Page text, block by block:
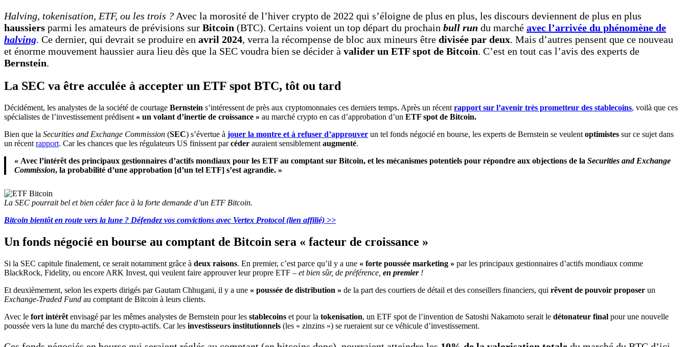
Halving, tokenisation, ETF, ou les trois ? Avec la morosité de l’hiver crypto de 2022 qui s’éloigne de plus en plus, les discours deviennent de plus en plus
haussiers parmi les amateurs de prévisions sur Bitcoin (BTC). Certains voient un top départ du prochain bull run du marché avec l’arrivée du phénomène de
halving. Ce dernier, qui devrait se produire en avril 2024, verra la récompense de bloc aux mineurs être divisée par deux. Mais d’autres pensent que ce nouveau
et énorme mouvement haussier aura lieu dès que la SEC voudra bien se décider à valider un ETF spot de Bitcoin. C’est en tout cas l’avis des experts de
Bernstein.
La SEC va être acculée à accepter un ETF spot BTC, tôt ou tard
Décidément, les analystes de la société de courtage Bernstein s’intéressent de près aux cryptomonnaies ces derniers temps. Après un récent rapport sur l’avenir très prometteur des stablecoins, voilà que ces
spécialistes de l’investissement prédisent « un volant d’inertie de croissance » au marché crypto en cas d’approbation d’un ETF spot de Bitcoin.
Bien que la Securities and Exchange Commission (SEC) s’évertue à jouer la montre et à refuser d’approuver un tel fonds négocié en bourse, les experts de Bernstein se veulent optimistes sur ce sujet dans
un récent rapport. Car les chances que les régulateurs US finissent parcéder auraient sensiblement augmenté.
« Avec l’intérêt des principaux gestionnaires d’actifs mondiaux pour les ETF au comptant sur Bitcoin, et les mécanismes potentiels pour répondre aux objections de la Securities and Exchange
Commission, la probabilité d’une approbation [d’un tel ETF] s’est agrandie. »
La SEC pourrait bel et bien céder face à la forte demande d’un ETF Bitcoin.
Bitcoin bientôt en route vers la lune ? Défendez vos convictions avec Vertex Protocol (lien affilié) >>
Un fonds négocié en bourse au comptant de Bitcoin sera « facteur de croissance »
Si la SEC capitule finalement, ce serait notamment grâce à deux raisons. En premier, c’est parce qu’il y a une « forte poussée marketing » par les principaux gestionnaires d’actifs mondiaux comme
BlackRock, Fidelity, ou encore ARK Invest, qui veulent faire approuver leur propre ETF – et bien sûr, de préférence, en premier!
Et deuxièmement, selon les experts dirigés par Gautam Chhugani, il y a une « poussée de distribution » de la part des courtiers de détail et des conseillers financiers, qui rêvent de pouvoir proposer un
Exchange-Traded Fund au comptant de Bitcoin à leurs clients.
Avec le fort intérêt envisagé par les mêmes analystes de Bernstein pour les stablecoins et pour la tokenisation, un ETF spot de l’invention de Satoshi Nakamoto serait le détonateur final pour une nouvelle
poussée vers la lune du marché des crypto-actifs. Car les investisseurs institutionnels (les « zinzins ») se rueraient sur ce véhicule d’investissement.